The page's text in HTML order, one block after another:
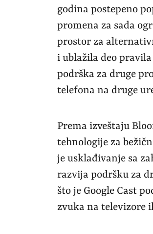
godina postepeno
promena za sada
prostor za
i ublažila deo
podrška za druge
telefona na druge
Prema izveštaju
tehnologije za
je usklađivanje sa
razvija podršku za
što je Google Cast
zvuka na televizore